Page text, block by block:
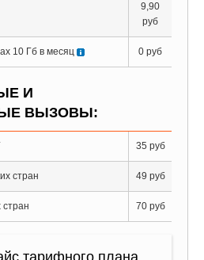
9,90
руб
10 Гб в месяц 0 руб
И
ВЫЗОВЫ:
35 руб
стран 49 руб
70 руб
тарифного плана,